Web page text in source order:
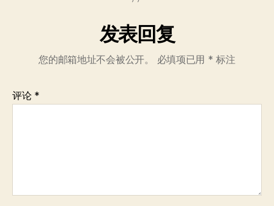
发表回复
您的邮箱地址不会被公开。 必填项已用 * 标注
评论 *